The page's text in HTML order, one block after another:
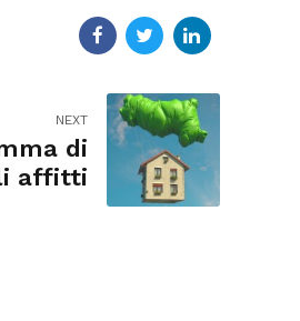
NEXT
di
affitti